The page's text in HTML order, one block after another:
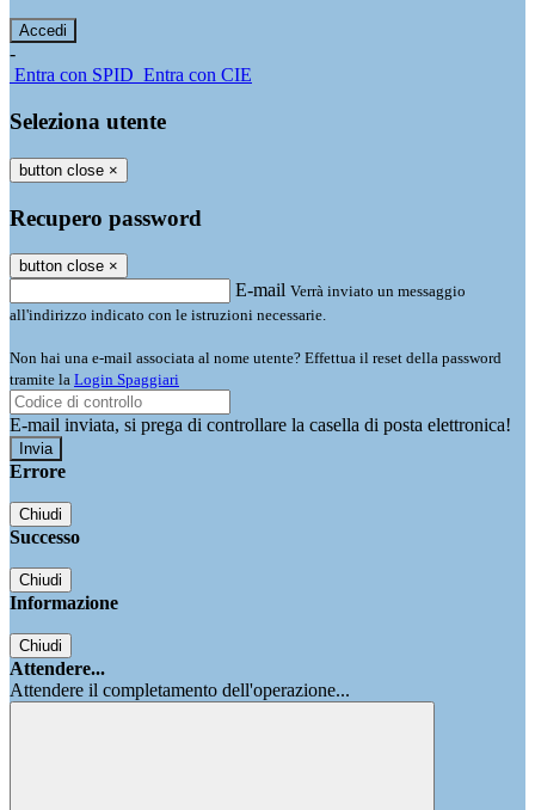
-
Entra con SPID Entra con CIE
Seleziona utente
button close ×
Recupero password
button close ×
E-mail Verrà inviato un messaggio
all'indirizzo indicato con le istruzioni necessarie.
Non hai una e-mail associata al nome utente? Effettua il reset della password
tramite la Login Spaggiari
E-mail inviata, si prega di controllare la casella di posta elettronica!
Errore
Chiudi
Successo
Chiudi
Informazione
Chiudi
Attendere...
Attendere il completamento dell'operazione...